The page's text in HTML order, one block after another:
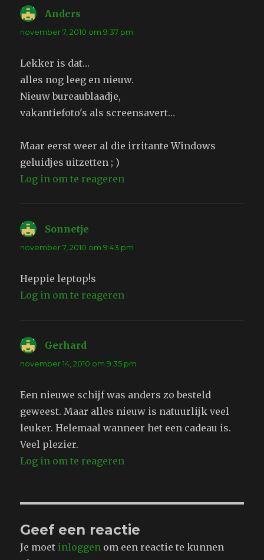
Anders
november 7, 2010 om 9:37 pm
Lekker is dat…
alles nog leeg en nieuw.
Nieuw bureaublaadje,
vakantiefoto's als screensavert…
Maar eerst weer al die irritante Windows
geluidjes uitzetten ; )
Log in om te reageren
Sonnetje
november 7, 2010 om 9:43 pm
Heppie leptop!s
Log in om te reageren
Gerhard
november 14, 2010 om 9:35 pm
Een nieuwe schijf was anders zo besteld
geweest. Maar alles nieuw is natuurlijk veel
leuker. Helemaal wanneer het een cadeau is.
Veel plezier.
Log in om te reageren
Geef een reactie
Je moet inloggen om een reactie te kunnen